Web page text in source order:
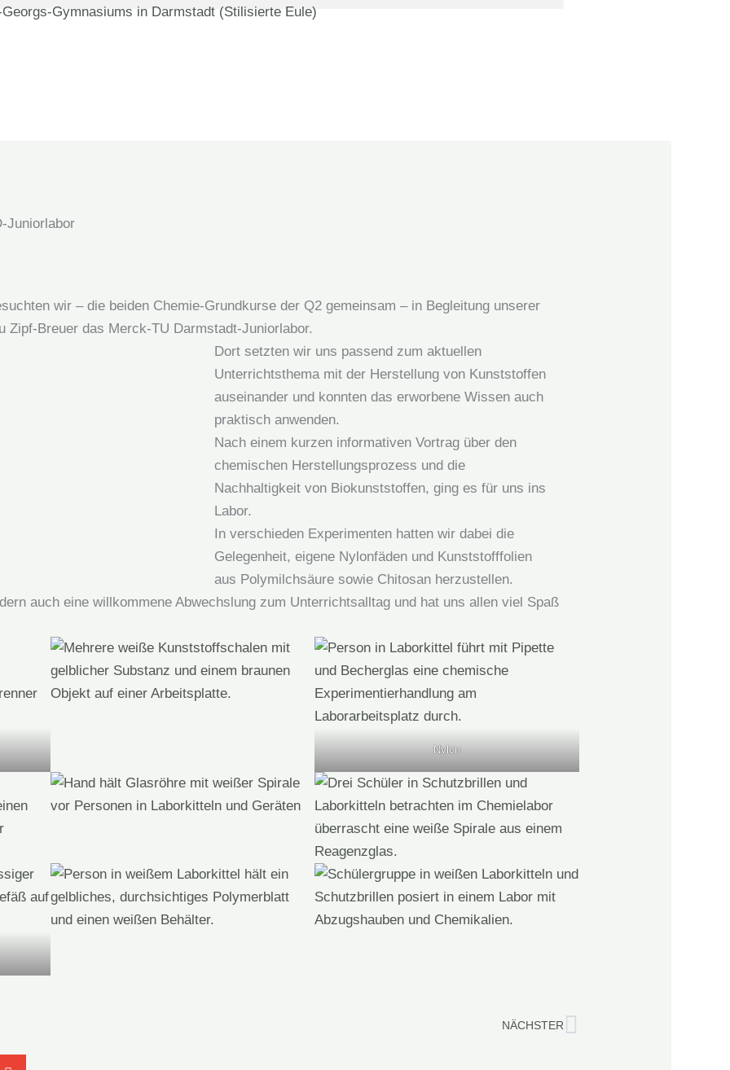
Juniorlabor
wir – die beiden Chemie-Grundkurse der Q2 gemeinsam – in Begleitung unserer
Zipf-Breuer das Merck-TU Darmstadt-Juniorlabor.
Dort setzten wir uns passend zum aktuellen
Unterrichtsthema mit der Herstellung von Kunststoffen
auseinander und konnten das erworbene Wissen auch
praktisch anwenden.
Nach einem kurzen informativen Vortrag über den
chemischen Herstellungsprozess und die
Nachhaltigkeit von Biokunststoffen, ging es für uns ins
Labor.
In verschieden Experimenten hatten wir dabei die
Gelegenheit, eigene Nylonfäden und Kunststofffolien
aus Polymilchsäure sowie Chitosan herzustellen.
auch eine willkommene Abwechslung zum Unterrichtsalltag und hat uns allen viel Spaß
Nylon
NÄCHSTERNächster